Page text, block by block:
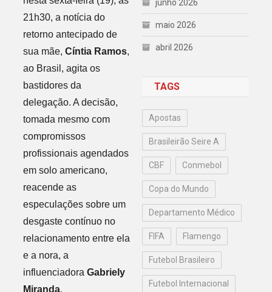
21h30, a notícia do
retorno antecipado de
sua mãe, Cíntia Ramos,
ao Brasil, agita os
bastidores da
delegação. A decisão,
tomada mesmo com
compromissos
profissionais agendados
em solo americano,
reacende as
especulações sobre um
desgaste contínuo no
relacionamento entre ela
e a nora, a
influenciadora Gabriely
Miranda.
junho 2026
maio 2026
abril 2026
TAGS
Apostas
Brasileirão Seire A
CBF Conmebol
Copa do Mundo
Departamento Médico
FIFA Flamengo
Futebol Brasileiro
Futebol Internacional